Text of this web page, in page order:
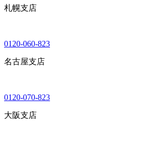
札幌支店
0120-060-823
名古屋支店
0120-070-823
大阪支店